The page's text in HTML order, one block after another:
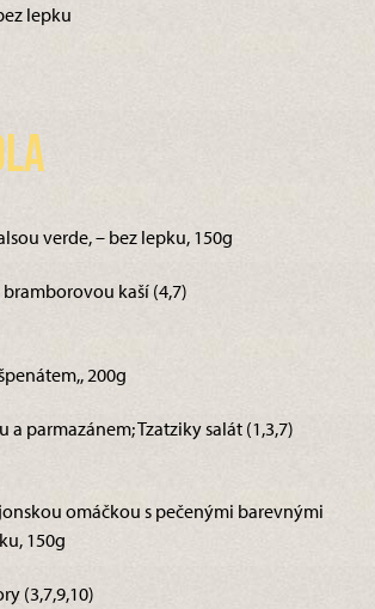
lepku
verde, – bez lepku, 150g
kaší (4,7)
200g
a parmazánem; Tzatziky salát (1,3,7)
omáčkou s pečenými barevnými
150g
(3,7,9,10)